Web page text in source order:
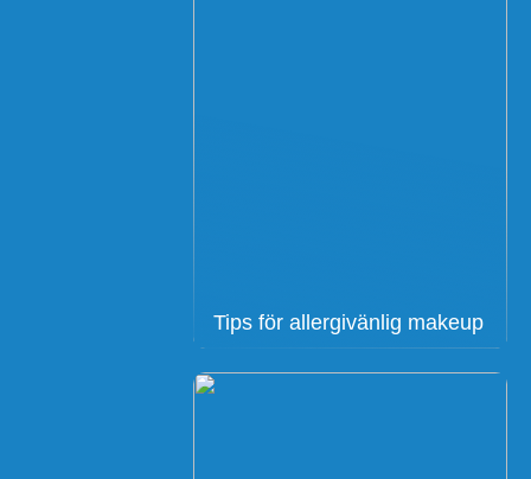
Tips för allergivänlig makeup